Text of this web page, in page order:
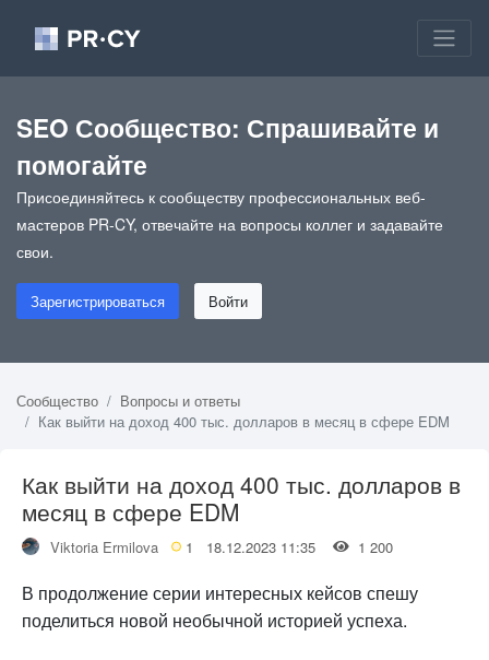
SEO Сообщество: Спрашивайте и
помогайте
Присоединяйтесь к сообществу профессиональных веб-
мастеров PR-CY, отвечайте на вопросы коллег и задавайте
свои.
Зарегистрироваться Войти
Сообщество
Вопросы и ответы
Как выйти на доход 400 тыс. долларов в месяц в сфере EDM
Как выйти на доход 400 тыс. долларов в
месяц в сфере EDM
Viktoria Ermilova 1 18.12.2023 11:35 1 200
В продолжение серии интересных кейсов спешу
поделиться новой необычной историей успеха.